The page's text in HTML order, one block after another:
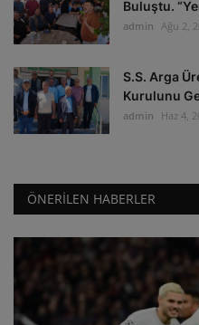
Buluştu.
admin Ağu 2,
S.S. Arga
Kurulunu
admin Haz 4,
ÖNERILEN HABERLER